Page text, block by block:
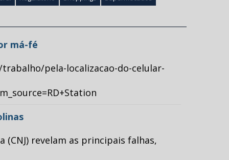
má-fé
pela-localizacao-do-celular-
revelam as principais falhas,